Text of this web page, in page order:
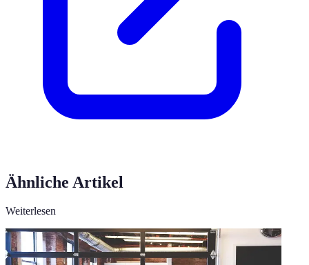
Ähnliche Artikel
Weiterlesen